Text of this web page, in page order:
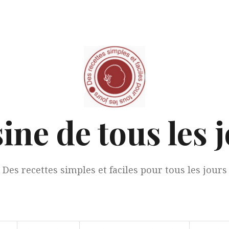
de tous les
Des recettes simples et faciles pour tous les jours